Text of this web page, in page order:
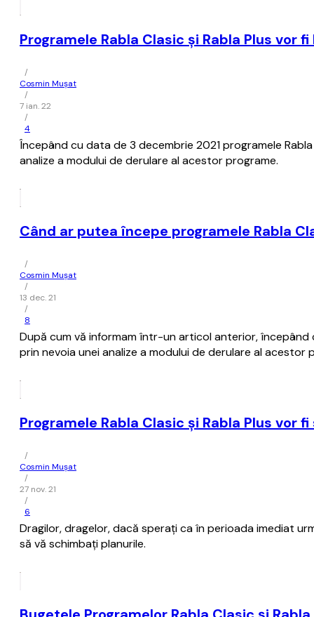
Programele Rabla Clasic şi Rabla Plus vor
/
Cosmin Mușat
/
7 ian. 22
/
4
Începând cu data de 3 decembrie 2021 programele
analize a modului de derulare al acestor programe.
Când ar putea începe programele Rabla
/
Cosmin Mușat
/
13 dec. 21
/
8
După cum vă informam într-un articol anterior, începând
prin nevoia unei analize a modului de derulare al acestor
Programele Rabla Clasic şi Rabla Plus
/
Cosmin Mușat
/
27 nov. 21
/
6
Dragilor, dragelor, dacă speraţi ca în perioada imediat
să vă schimbaţi planurile.